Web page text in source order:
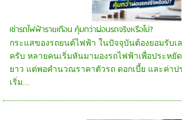
เช่ารถไฟฟ้ารายเดือน คุ้มกว่าผ่อนรถจริงหรือไม่?
กระแสของรถยนต์ไฟฟ้า ในปัจจุบันต้องยอมรับเ
ครับ หลายคนเริ่มหันมามองรถไฟฟ้าเพื่อประหยั
ยาว แต่พอคำนวณราคาตัวรถ ดอกเบี้ย และค่าป
เริ่ม...